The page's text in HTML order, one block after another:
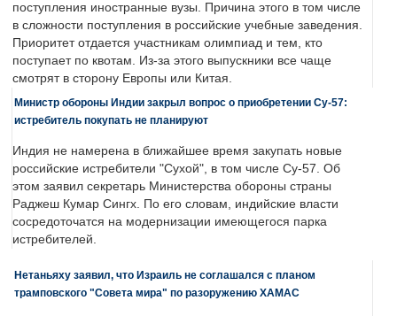
поступления иностранные вузы. Причина этого в том числе
в сложности поступления в российские учебные заведения.
Приоритет отдается участникам олимпиад и тем, кто
поступает по квотам. Из-за этого выпускники все чаще
смотрят в сторону Европы или Китая.
Министр обороны Индии закрыл вопрос о приобретении Су-57:
истребитель покупать не планируют
Индия не намерена в ближайшее время закупать новые
российские истребители "Сухой", в том числе Су-57. Об
этом заявил секретарь Министерства обороны страны
Раджеш Кумар Сингх. По его словам, индийские власти
сосредоточатся на модернизации имеющегося парка
истребителей.
Нетаньяху заявил, что Израиль не соглашался с планом
трамповского "Совета мира" по разоружению ХАМАС